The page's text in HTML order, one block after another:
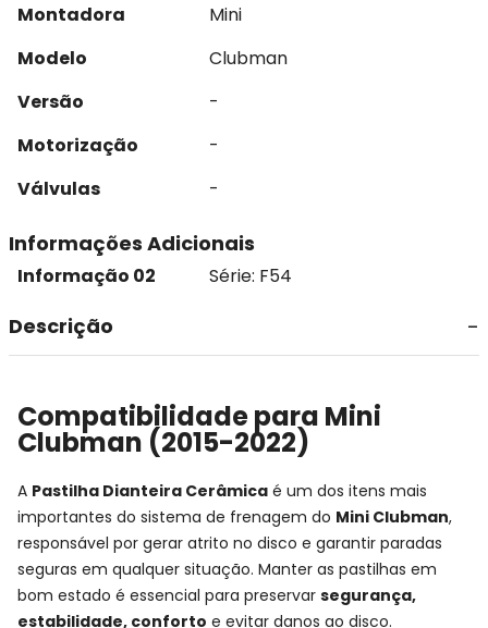
Montadora
Mini
Modelo
Clubman
Versão
-
Motorização
-
Válvulas
-
Informações Adicionais
Informação 02 Série: F54
Descrição
Compatibilidade para Mini
Clubman (2015-2022)
A Pastilha Dianteira Cerâmica é um dos itens mais
importantes do sistema de frenagem do Mini Clubman,
responsável por gerar atrito no disco e garantir paradas
seguras em qualquer situação. Manter as pastilhas em
bom estado é essencial para preservar segurança,
estabilidade, conforto e evitar danos ao disco.